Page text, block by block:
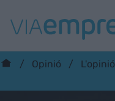
Opinió L'opinió